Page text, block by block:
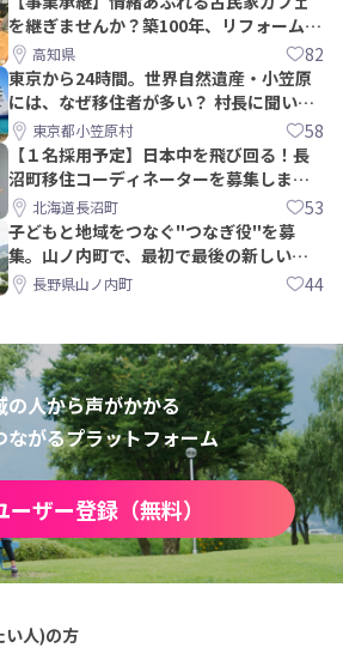
を継ぎませんか？築100年、リフォームか
ら約10年！
高知県 82
東京から24時間。世界自然遺産・小笠原
には、なぜ移住者が多い？ 村長に聞いて
みた東京都小笠原村 58
【１名採用予定】日本中を飛び回る！長
沼町移住コーディネーターを募集しま
す！北海道長沼町 53
子どもと地域をつなぐ"つなぎ役"を募
集。山ノ内町で、最初で最後の新しい学
校づくりを一緒に
長野県山ノ内町 44
の人から声がかかる
ながるプラットフォーム
ーザー登録（無料）
い人)の方